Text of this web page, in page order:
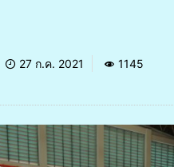
27 ก.ค. 2021 1145